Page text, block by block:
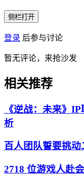
侧栏打开
登录 后参与讨论
暂无评论，来抢沙发
相关推荐
《逆战：未来》
析
百人团队誓要挑
2718 位游戏人赴